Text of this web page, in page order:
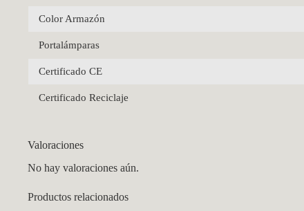
Color Armazón
Portalámparas
Certificado CE
Certificado Reciclaje
Valoraciones
No hay valoraciones aún.
Productos relacionados